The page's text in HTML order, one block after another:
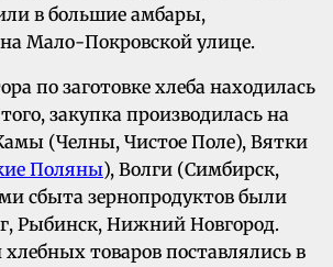
в большие амбары,
Мало-Покровской улице.
по за­готовке хлеба находилась
закупка производилась на
(Челны, Чистое Поле), Вятки
Поляны), Волги (Симбирск,
сбыта зернопродуктов были
Рыбинск, Нижний Новгород.
товаров поставлялись в